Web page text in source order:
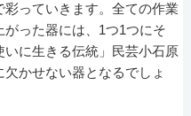
っていきます。全ての作業
った器には、1つ1つにそ
に生きる伝統」民芸小石原
かせない器となるでしょ